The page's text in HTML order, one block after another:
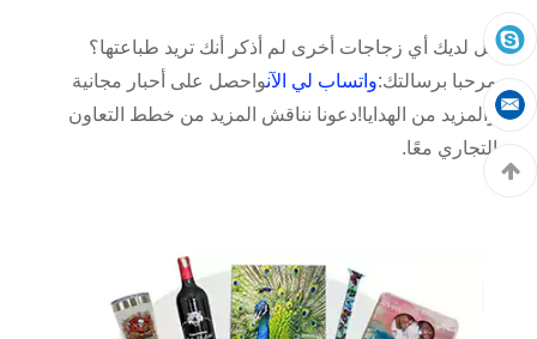
هل لديك أي زجاجات أخرى لم أذكر أنك تريد طباعتها؟
مرحبا برسالتك:واتساب لي الآنواحصل على أحبار مجانية
والمزيد من الهدايا!دعونا نناقش المزيد من خطط التعاون
التجاري معًا.